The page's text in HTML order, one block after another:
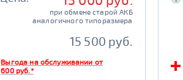
при обмене старой АКБ
аналогичного типоразмера
15 500 руб.
Выгода на обслуживании от
600 руб.*